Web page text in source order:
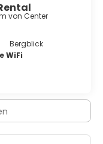
von Center
Bergblick
WiFi